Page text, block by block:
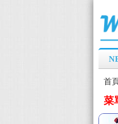
首
菜